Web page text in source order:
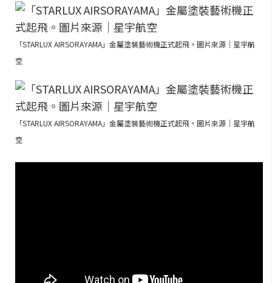
「STARLUX AIRSORAYAMA」金屬塗裝藝術機正式起飛。圖片來源｜星宇航
空
「STARLUX AIRSORAYAMA」金屬塗裝藝術機正式起飛。圖片來源｜星宇航
空